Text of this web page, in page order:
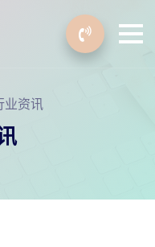
业资讯